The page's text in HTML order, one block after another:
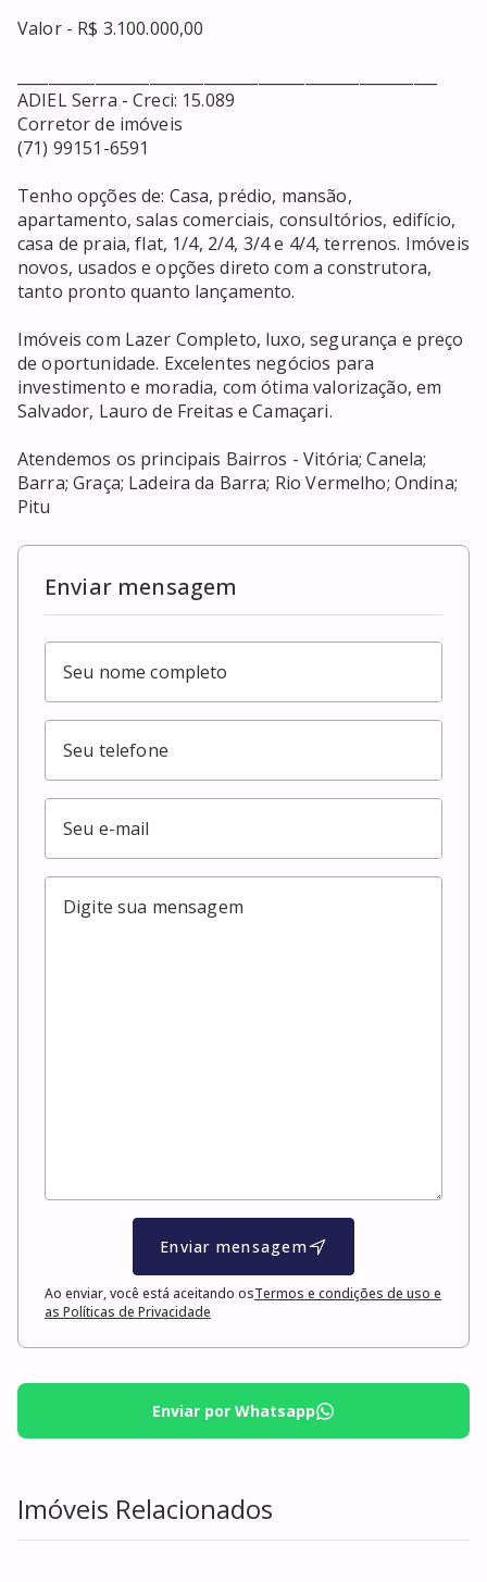
Valor - R$ 3.100.000,00
ADIEL Serra - Creci: 15.089
Corretor de imóveis
(71) 99151-6591
Tenho opções de: Casa, prédio, mansão,
apartamento, salas comerciais, consultórios, edifício,
casa de praia, flat, 1/4, 2/4, 3/4 e 4/4, terrenos. Imóveis
novos, usados e opções direto com a construtora,
tanto pronto quanto lançamento.
Imóveis com Lazer Completo, luxo, segurança e preço
de oportunidade. Excelentes negócios para
investimento e moradia, com ótima valorização, em
Salvador, Lauro de Freitas e Camaçari.
Atendemos os principais Bairros - Vitória; Canela;
Barra; Graça; Ladeira da Barra; Rio Vermelho; Ondina;
Pitu
Enviar mensagem
Enviar mensagem
Ao enviar, você está aceitando osTermos e condições de uso e
as Políticas de Privacidade
Enviar por Whatsapp
Imóveis Relacionados